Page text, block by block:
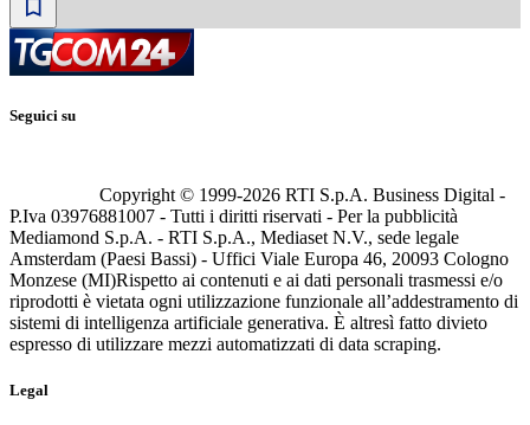
Seguici su
Copyright © 1999-2026 RTI S.p.A. Business Digital -
P.Iva 03976881007 - Tutti i diritti riservati - Per la pubblicità
Mediamond S.p.A. - RTI S.p.A., Mediaset N.V., sede legale
Amsterdam (Paesi Bassi) - Uffici Viale Europa 46, 20093 Cologno
Monzese (MI)Rispetto ai contenuti e ai dati personali trasmessi e/o
riprodotti è vietata ogni utilizzazione funzionale all’addestramento di
sistemi di intelligenza artificiale generativa. È altresì fatto divieto
espresso di utilizzare mezzi automatizzati di data scraping.
Legal